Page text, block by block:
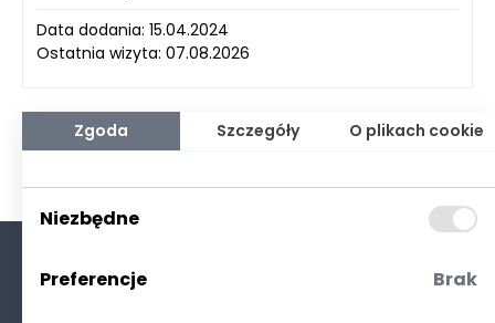
Data dodania: 15.04.2024
Ostatnia wizyta: 07.08.2026
Zgoda Szczegóły O plikach cookie
Niezbędne
Preferencje Brak